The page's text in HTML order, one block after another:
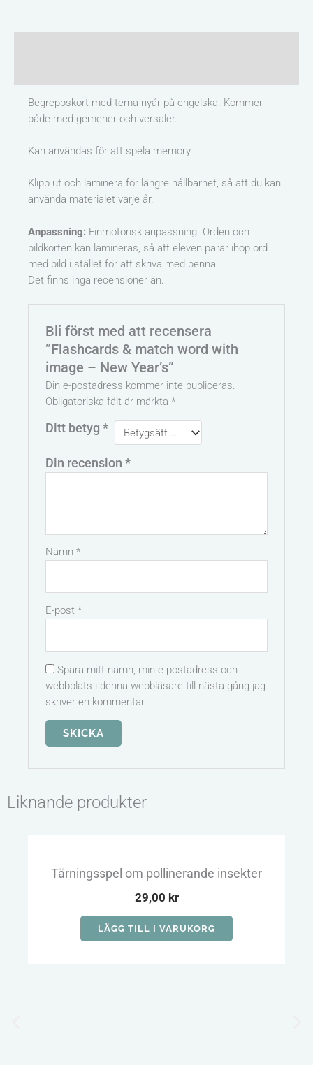
Begreppskort med tema nyår på engelska. Kommer
både med gemener och versaler.
Kan användas för att spela memory.
Klipp ut och laminera för längre hållbarhet, så att du kan
använda materialet varje år.
Anpassning: Finmotorisk anpassning. Orden och
bildkorten kan lamineras, så att eleven parar ihop ord
med bild i stället för att skriva med penna.
Det finns inga recensioner än.
Bli först med att recensera
”Flashcards & match word with
image – New Year’s”
Din e-postadress kommer inte publiceras.
Obligatoriska fält är märkta*
Ditt betyg*
Din recension*
Namn*
E-post*
Spara mitt namn, min e-postadress och
webbplats i denna webbläsare till nästa gång jag
skriver en kommentar.
Liknande produkter
Tärningsspel om pollinerande insekter
29,00 kr
LÄGG TILL I VARUKORG